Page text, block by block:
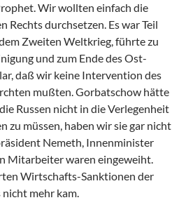
Wir wollten einfach die
Rechts durchsetzen. Es war Teil
Zweiten Weltkrieg, führte zu
und zum Ende des Ost-
daß wir keine Intervention des
mußten. Gorbatschow hätte
Russen nicht in die Verlegenheit
zu müssen, haben wir sie gar nicht
Nemeth, Innenminister
Mitarbeiter waren eingeweiht.
Wirtschafts-Sanktionen der
nicht mehr kam.